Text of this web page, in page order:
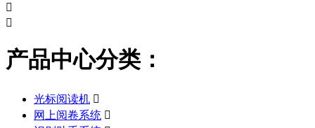


产品中心分类：
光标阅读机 
网上阅卷系统 